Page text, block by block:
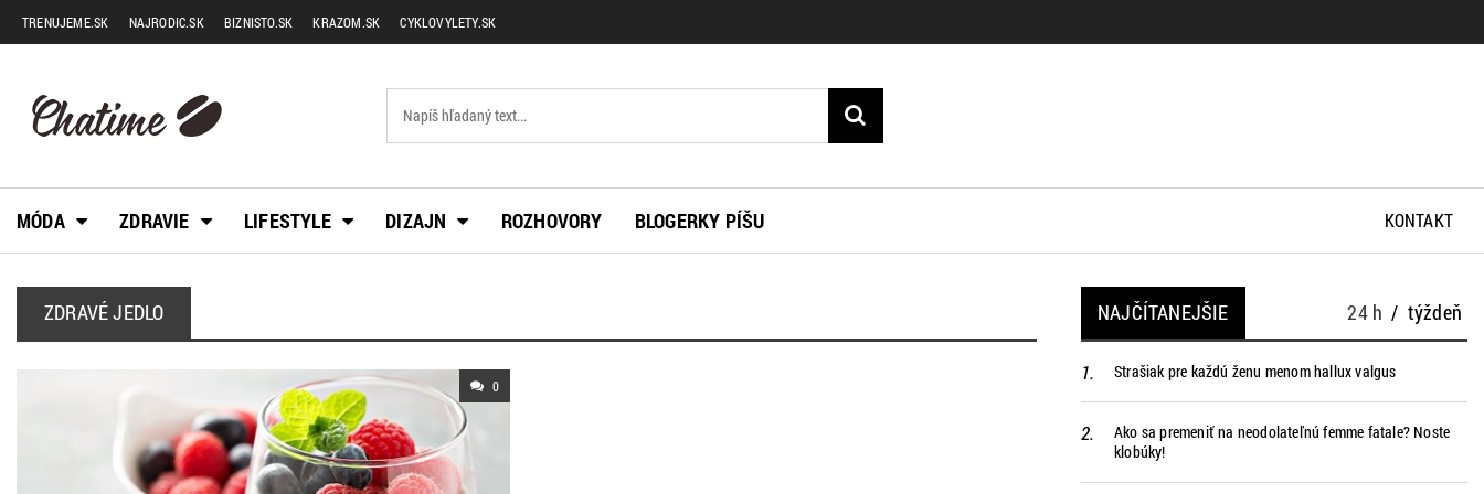
TRENUJEME.SK NAJRODIC.SK BIZNISTO.SK KRAZOM.SK CYKLOVYLETY.SK
MÓDA ZDRAVIE LIFESTYLE DIZAJN ROZHOVORY BLOGERKY PÍŠU KONTAKT
ZDRAVÉ JEDLO
0
NAJČÍTANEJŠIE 24 h / týždeň
Strašiak pre každú ženu menom hallux valgus
Ako sa premeniť na neodolateľnú femme fatale? Noste
klobúky!